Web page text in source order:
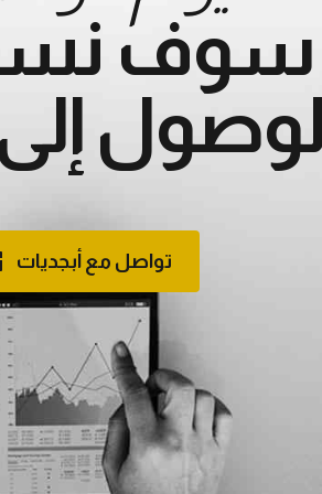
سوف
تواصل مع أبجديات